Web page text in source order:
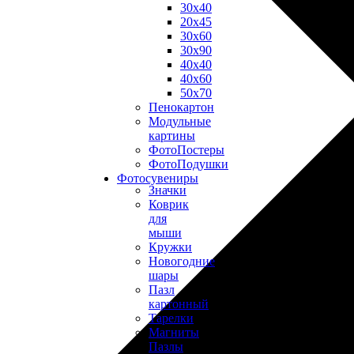
30х40
20х45
30х60
30х90
40х40
40х60
50х70
Пенокартон
Модульные
картины
ФотоПостеры
ФотоПодушки
Фотоcувениры
Значки
Коврик
для
мыши
Кружки
Новогодние
шары
Пазл
картонный
Тарелки
Магниты
Пазлы